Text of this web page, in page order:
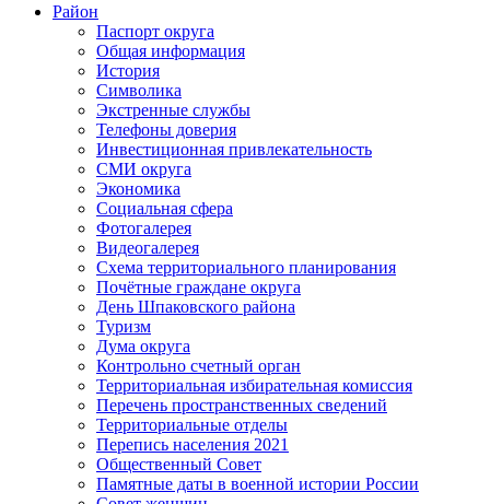
Район
Паспорт округа
Общая информация
История
Символика
Экстренные службы
Телефоны доверия
Инвестиционная привлекательность
СМИ округа
Экономика
Социальная сфера
Фотогалерея
Видеогалерея
Схема территориального планирования
Почётные граждане округа
День Шпаковского района
Туризм
Дума округа
Контрольно счетный орган
Территориальная избирательная комиссия
Перечень пространственных сведений
Территориальные отделы
Перепись населения 2021
Общественный Совет
Памятные даты в военной истории России